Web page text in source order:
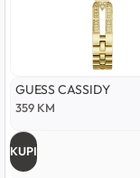
GUESS CASSIDY
359 KM
KUPI